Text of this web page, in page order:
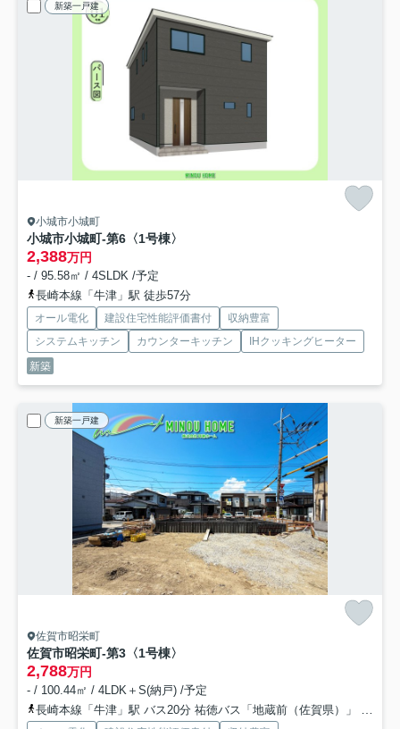
新築一戸建
小城市小城町
小城市小城町-第6 〈1号棟〉
2,388万円
- / 95.58㎡ / 4SLDK /予定
長崎本線「牛津」駅 徒歩57分
オール電化 建設住宅性能評価書付
収納豊富
システムキッチン
カウンターキッチン
IHクッキングヒーター
新築
新築一戸建
佐賀市昭栄町
佐賀市昭栄町-第3 〈1号棟〉
2,788万円
- / 100.44㎡ / 4LDK＋S(納戸) /予定
長崎本線「牛津」駅 バス20分 祐徳バス「地蔵前（佐賀県）」 停歩9分